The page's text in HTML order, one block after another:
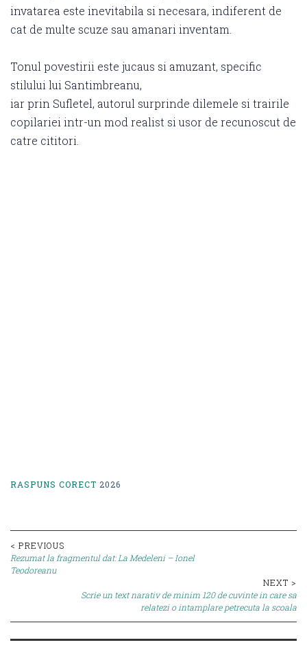
invatarea este inevitabila si necesara, indiferent de
cat de multe scuze sau amanari inventam.
Tonul povestirii este jucaus si amuzant, specific
stilului lui Santimbreanu,
iar prin Sufletel, autorul surprinde dilemele si trairile
copilariei intr-un mod realist si usor de recunoscut de
catre cititori.
RASPUNS CORECT 2026
Post
navigation
< PREVIOUS
Rezumat la fragmentul dat: La Medeleni – Ionel
Teodoreanu
NEXT >
Scrie un text narativ de minim 120 de cuvinte in care sa
relatezi o intamplare petrecuta la scoala